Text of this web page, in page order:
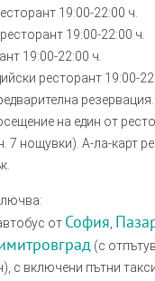
19:00-22:00 ч.
19:00-22:00 ч.
19:00-22:00 ч.
ресторант 19:00-
на един от
7 нощувки). А-ла-карт
от София,
(с
с включени пътни